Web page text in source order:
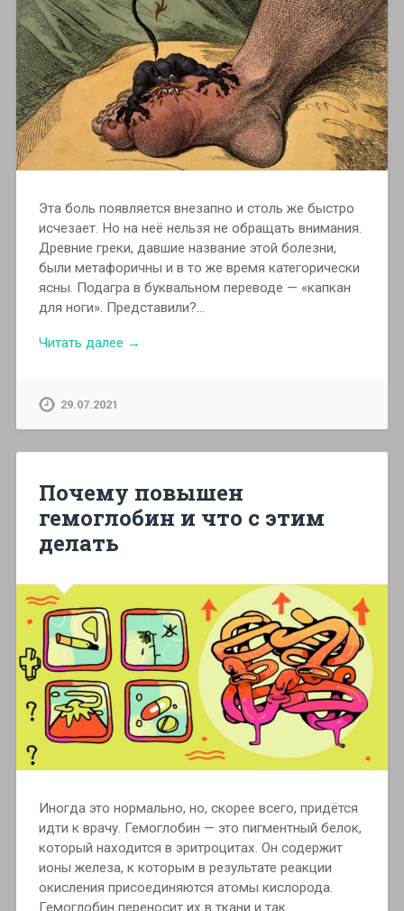
Эта боль появляется внезапно и столь же быстро
исчезает. Но на неё нельзя не обращать внимания.
Древние греки, давшие название этой болезни,
были метафоричны и в то же время категорически
ясны. Подагра в буквальном переводе — «капкан
для ноги». Представили?…
Читать далее →
29.07.2021
Почему повышен
гемоглобин и что с этим
делать
Иногда это нормально, но, скорее всего, придётся
идти к врачу. Гемоглобин — это пигментный белок,
который находится в эритроцитах. Он содержит
ионы железа, к которым в результате реакции
окисления присоединяются атомы кислорода.
Гемоглобин переносит их в ткани и так